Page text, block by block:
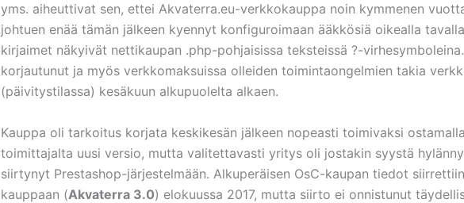
yms. aiheuttivat sen, ettei Akvaterra.eu-verkkokauppa noin kymmenen
johtuen enää tämän jälkeen kyennyt konfiguroimaan ääkkösiä oikealla
kirjaimet näkyivät nettikaupan .php-pohjaisissa teksteissä ?-
korjautunut ja myös verkkomaksuissa olleiden toimintaongelmien takia
(päivitystilassa) kesäkuun alkupuolelta alkaen.
Kauppa oli tarkoitus korjata keskikesän jälkeen nopeasti toimivaksi
toimittajalta uusi versio, mutta valitettavasti yritys oli jostakin syystä
siirtynyt Prestashop-järjestelmään. Alkuperäisen OsC-kaupan tiedot
kauppaan (Akvaterra 3.0) elokuussa 2017, mutta siirto ei onnistunut